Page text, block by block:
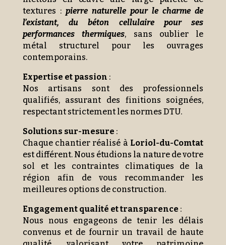
textures : pierre naturelle pour le charme de
l’existant, du béton cellulaire pour ses
performances thermiques, sans oublier le
métal structurel pour les ouvrages
contemporains.
Expertise et passion :
Nos artisans sont des professionnels
qualifiés, assurant des finitions soignées,
respectant strictement les normes DTU.
Solutions sur-mesure :
Chaque chantier réalisé à Loriol-du-Comtat
est différent. Nous étudions la nature de votre
sol et les contraintes climatiques de la
région afin de vous recommander les
meilleures options de construction.
Engagement qualité et transparence :
Nous nous engageons de tenir les délais
convenus et de fournir un travail de haute